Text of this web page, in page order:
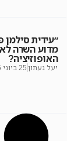
״עידית
מדוע השרה
האופוזיציה?
יעל געתון 25 ביוני 2026